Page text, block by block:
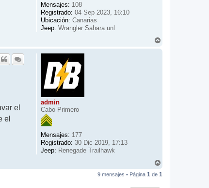
Mensajes: 108
Registrado: 04 Sep 2023, 16:10
Ubicación: Canarias
Jeep: Wrangler Sahara unl
admin
Cabo Primero
Mensajes: 177
Registrado: 30 Dic 2019, 17:13
Jeep: Renegade Trailhawk
el
el
r
9 mensajes • Página 1 de 1